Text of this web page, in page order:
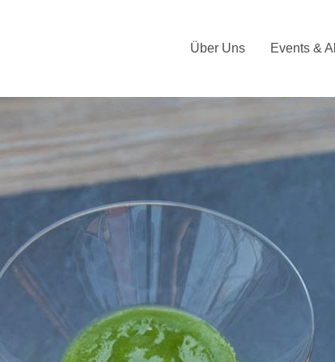
Über Uns Events &